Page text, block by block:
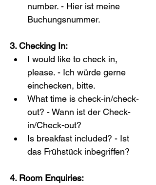
number. - Hier ist meine
Buchungsnummer.
3. Checking In:
I would like to check in,
please. - Ich würde gerne
einchecken, bitte.
What time is check-in/check-
out? - Wann ist der Check-
in/Check-out?
Is breakfast included? - Ist
das Frühstück inbegriffen?
4. Room Enquiries: